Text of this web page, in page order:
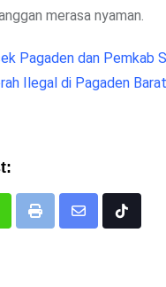
merasa nyaman.
Pagaden dan Pemkab
Ilegal di Pagaden Barat
Print
Share
Tiktok